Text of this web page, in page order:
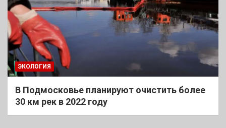
ЭКОЛОГИЯ
В Подмосковье планируют очистить более
30 км рек в 2022 году